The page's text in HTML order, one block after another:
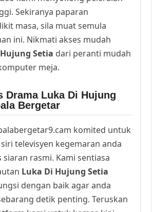
Sekiranya paparan
masa, sila muat semula
ini. Nikmati akses mudah
Setia dari peranti mudah
meja.
Drama Luka Di Hujung
Bergetar
komited untuk
televisyen kegemaran anda
siaran rasmi. Kami sentiasa
Luka Di Hujung Setia
dengan baik agar anda
detik penting. Teruskan